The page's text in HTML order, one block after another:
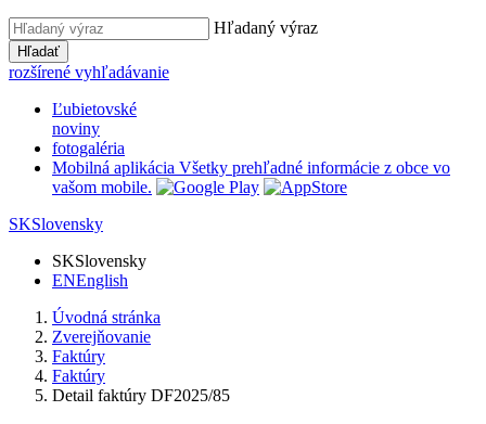
Hľadaný výraz
Hľadať
rozšírené vyhľadávanie
Ľubietovské
noviny
fotogaléria
Mobilná aplikácia Všetky prehľadné informácie z obce vo
vašom mobile.
SKSlovensky
SKSlovensky
ENEnglish
Úvodná stránka
Zverejňovanie
Faktúry
Faktúry
Detail faktúry DF2025/85